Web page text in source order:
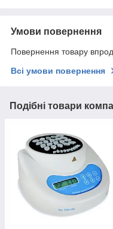
Умови повернення
Повернення товару
Всі умови повернення
Подібні товари